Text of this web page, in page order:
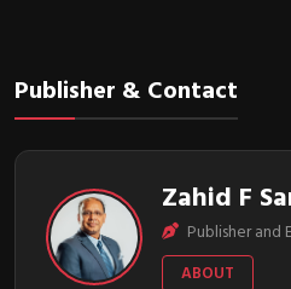
Publisher & Contact
Zahid F
Publisher
ABOUT